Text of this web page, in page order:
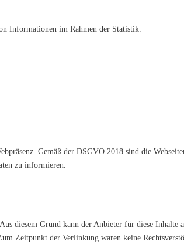
Informationen im Rahmen der Statistik.
Gemäß der DSGVO 2018 sind die
zu informieren.
diesem Grund kann der Anbieter für diese Inhalte
Zeitpunkt der Verlinkung waren keine